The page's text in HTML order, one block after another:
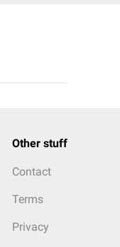
Other stuff
Contact
Terms
Privacy